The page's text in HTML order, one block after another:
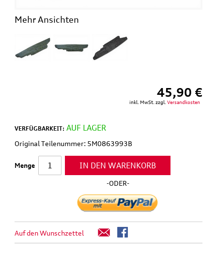
Mehr Ansichten
45,90 €
inkl. MwSt. zzgl. Versandkosten
VERFÜGBARKEIT: AUF LAGER
Original Teilenummer: 5M0863993B
Menge IN DEN WARENKORB
-ODER-
Auf den Wunschzettel